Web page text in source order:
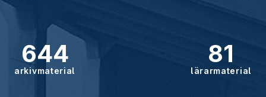
644
arkivmaterial
81
lärarmaterial